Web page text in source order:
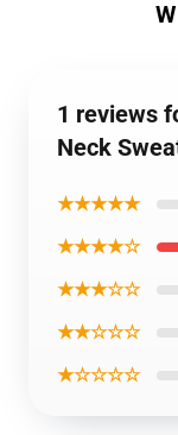
1 reviews
Neck
★★★★★
★★★★☆
★★★☆☆
★★☆☆☆
★☆☆☆☆